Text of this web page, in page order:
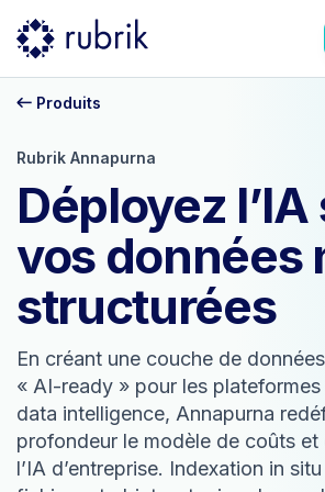
Produits
Rubrik Annapurna
Déployez l’IA
vos données
structurées
En créant une couche de
« AI-ready » pour les plateformes
data intelligence, Annapurna
profondeur le modèle de coûts
l’IA d’entreprise. Indexation in